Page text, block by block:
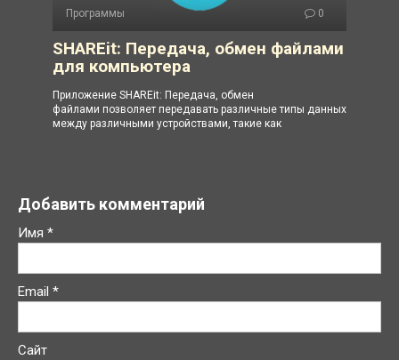
Программы 0
SHAREit: Передача, обмен файлами
для компьютера
Приложение SHAREit: Передача, обмен
файлами позволяет передавать различные типы данных
между различными устройствами, такие как
Добавить комментарий
Имя *
Email *
Сайт